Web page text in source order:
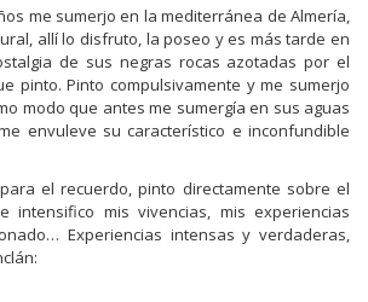
me sumerjo en la mediterránea de Almería,
allí lo disfruto, la poseo y es más tarde en
de sus negras rocas azotadas por el
pinto. Pinto compulsivamente y me sumerjo
modo que antes me sumergía en sus aguas
envuleve su característico e inconfundible
el recuerdo, pinto directamente sobre el
intensifico mis vivencias, mis experiencias
Experiencias intensas y verdaderas,